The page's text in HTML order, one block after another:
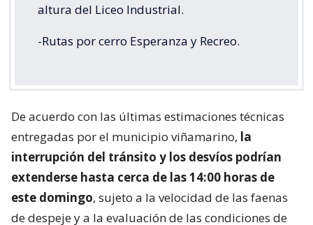
altura del Liceo Industrial.
-Rutas por cerro Esperanza y Recreo.
De acuerdo con las últimas estimaciones técnicas
entregadas por el municipio viñamarino, la
interrupción del tránsito y los desvíos podrían
extenderse hasta cerca de las 14:00 horas de
este domingo, sujeto a la velocidad de las faenas
de despeje y a la evaluación de las condiciones de